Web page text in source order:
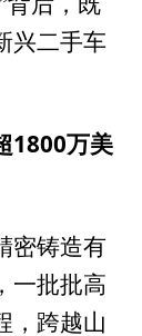
兴二手车
1800万美
密铸造有
一批批高
，跨越山